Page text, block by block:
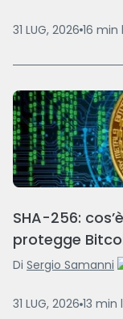
31 LUG, 2026 16 min
SHA-256:
protegge
Di Sergio Samanni
31 LUG, 2026 13 min